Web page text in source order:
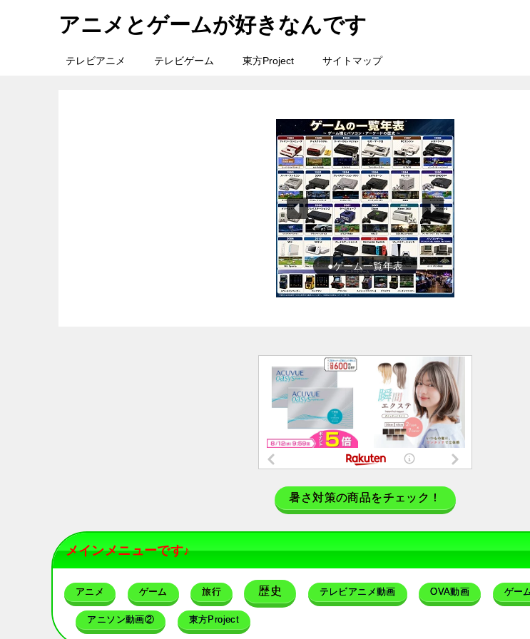
アニメとゲームが好きなんです
テレビアニメ テレビゲーム 東方Project サイトマップ
●ゲーム一覧年表
暑さ対策の商品をチェック！
メインメニューです♪
アニメ ゲーム 旅行 歴史 テレビアニメ動画 OVA動画 ゲー
アニソン動画② 東方Project